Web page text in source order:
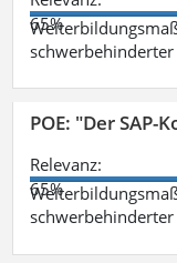
65%
POE: "Der
Relevanz:
65%
schwerbehinderter